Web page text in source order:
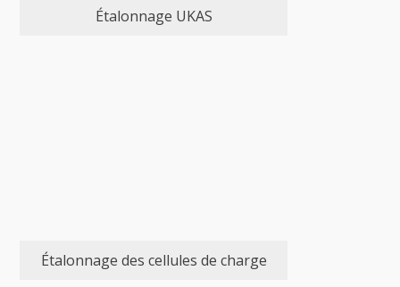
Étalonnage UKAS
Étalonnage des cellules de charge